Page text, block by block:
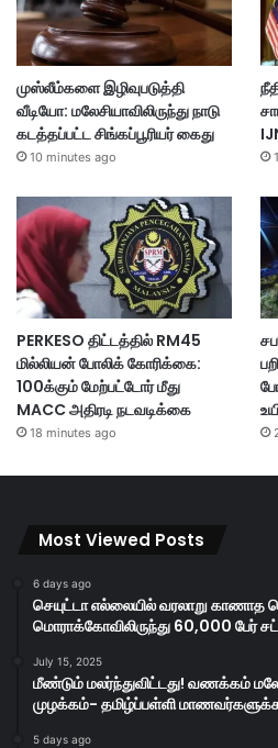
முஸ்லீம்களை இழிவுபடுத்தி
வீடியோ: மலேசியாவிலிருந்து நாடு
கடத்தப்பட்ட சிங்கப்பூரியர் கைது
10 minutes ago
PERKESO திட்டத்தில் RM45
மில்லியன் போலிக் கோரிக்கை:
100க்கும் மேற்பட்டோர் மீது
MACC அதிரடி நடவடிக்கை
18 minutes ago
Most Viewed Posts
6 days ago
செயுட்டா எல்லையில் வரலாறு காணாத
மொராக்கோவிலிருந்து 60,000 பேர்
July 15, 2025
மீண்டும் மலர்ந்துவிட்டது! வணக்கம்
முழக்கம்- தமிழ்ப்பள்ளி
5 days ago